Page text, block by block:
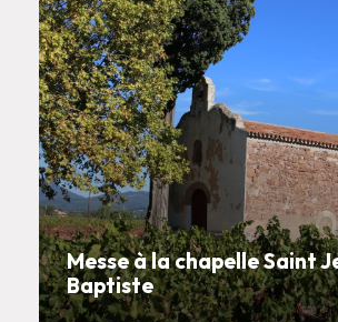
Messe à la chapelle Saint
Baptiste